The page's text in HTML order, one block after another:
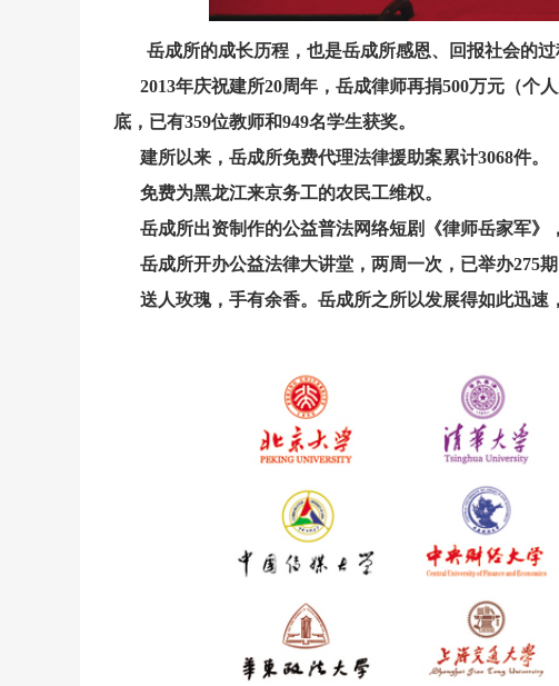
岳成所的成长历程，也是岳成所感恩、回报社会的过
2013年庆祝建所20周年，岳成律师再捐500万元（个
底，已有359位教师和949名学生获奖。
建所以来，岳成所免费代理法律援助案累计3068件。
免费为黑龙江来京务工的农民工维权。
岳成所出资制作的公益普法网络短剧《律师岳家军》
岳成所开办公益法律大讲堂，两周一次，已举办275期
送人玫瑰，手有余香。岳成所之所以发展得如此迅速